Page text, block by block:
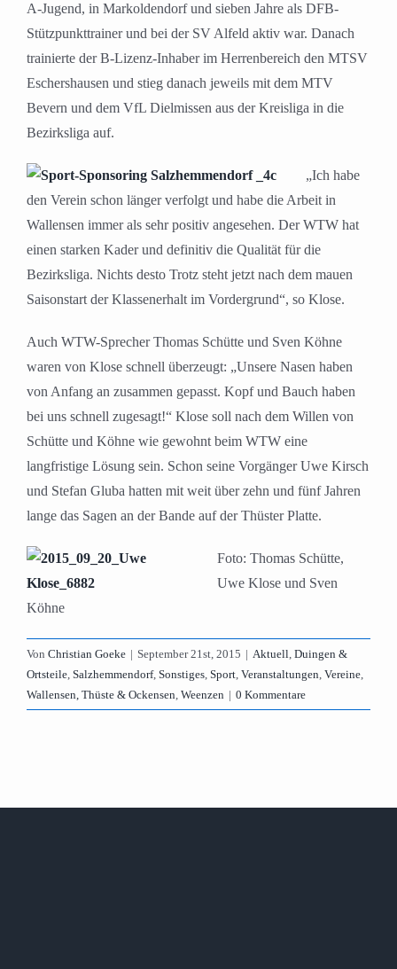
A-Jugend, in Markoldendorf und sieben Jahre als DFB-
Stützpunkttrainer und bei der SV Alfeld aktiv war. Danach
trainierte der B-Lizenz-Inhaber im Herrenbereich den MTSV
Eschershausen und stieg danach jeweils mit dem MTV
Bevern und dem VfL Dielmissen aus der Kreisliga in die
Bezirksliga auf.
„Ich habe
den Verein schon länger verfolgt und habe die Arbeit in
Wallensen immer als sehr positiv angesehen. Der WTW hat
einen starken Kader und definitiv die Qualität für die
Bezirksliga. Nichts desto Trotz steht jetzt nach dem mauen
Saisonstart der Klassenerhalt im Vordergrund“, so Klose.
Auch WTW-Sprecher Thomas Schütte und Sven Köhne
waren von Klose schnell überzeugt: „Unsere Nasen haben
von Anfang an zusammen gepasst. Kopf und Bauch haben
bei uns schnell zugesagt!“ Klose soll nach dem Willen von
Schütte und Köhne wie gewohnt beim WTW eine
langfristige Lösung sein. Schon seine Vorgänger Uwe Kirsch
und Stefan Gluba hatten mit weit über zehn und fünf Jahren
lange das Sagen an der Bande auf der Thüster Platte.
Foto: Thomas Schütte,
Uwe Klose und Sven
Köhne
Von Christian Goeke | September 21st, 2015 | Aktuell, Duingen &
Ortsteile, Salzhemmendorf, Sonstiges, Sport, Veranstaltungen, Vereine,
Wallensen, Thüste & Ockensen, Weenzen | 0 Kommentare